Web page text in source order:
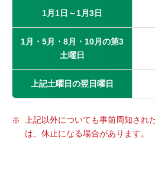
1月1日～1月3日
1月・5月・8月・10月の第3
土曜日
上記土曜日の翌日曜日
上記以外についても事前周知され
は、休止になる場合があります。